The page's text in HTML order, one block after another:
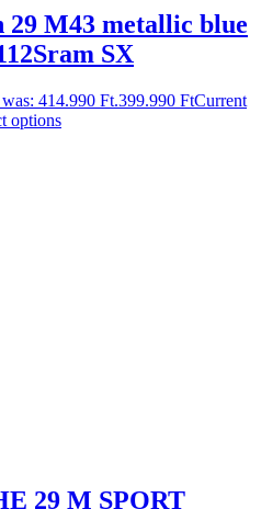
M43 metallic blue
SX
414.990 Ft.399.990 FtCurrent
options
29 M SPORT